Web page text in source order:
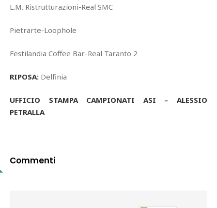
L.M. Ristrutturazioni-Real SMC
Pietrarte-Loophole
Festilandia Coffee Bar-Real Taranto 2
RIPOSA: Delfinia
UFFICIO STAMPA CAMPIONATI ASI – ALESSIO
PETRALLA
Commenti